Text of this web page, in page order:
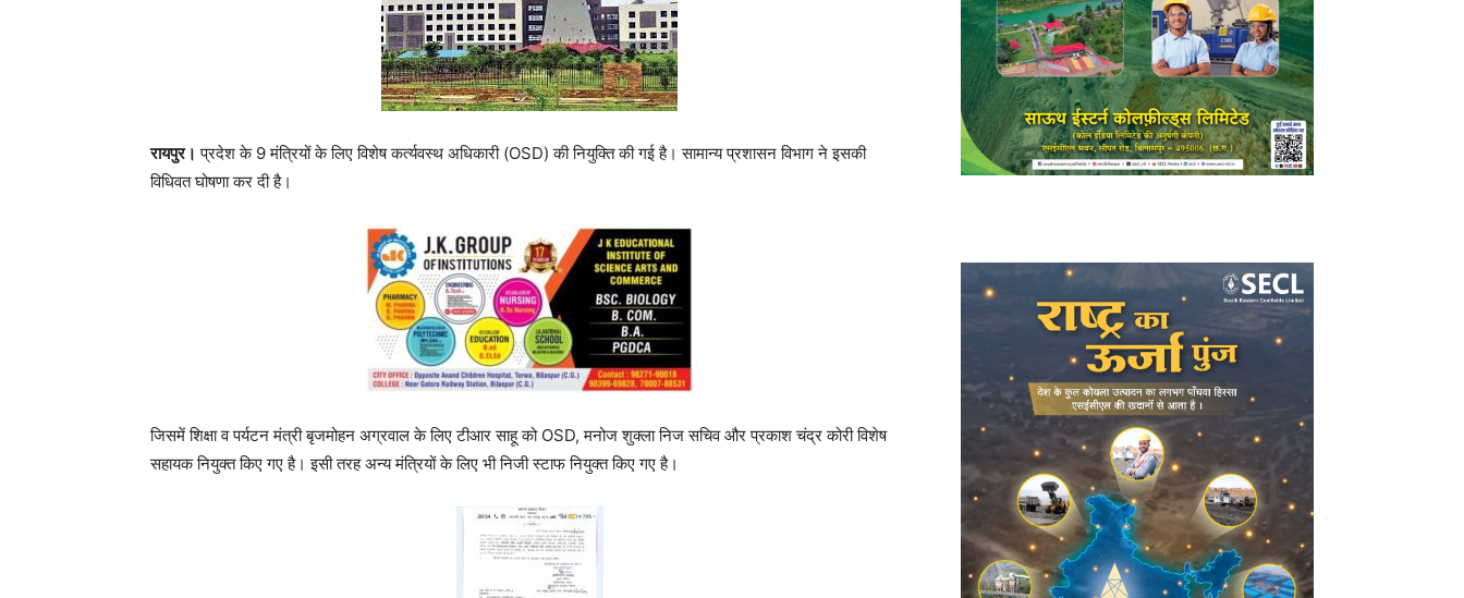
रायपुर। प्रदेश के 9 मंत्रियों के लिए विशेष कर्त्यवस्थ अधिकारी (OSD) की नियुक्ति की गई है। सामान्य प्रशासन विभाग ने इसकी
विधिवत घोषणा कर दी है।
जिसमें शिक्षा व पर्यटन मंत्री बृजमोहन अग्रवाल के लिए टीआर साहू को OSD, मनोज शुक्ला निज सचिव और प्रकाश चंद्र कोरी विशेष
सहायक नियुक्त किए गए है। इसी तरह अन्य मंत्रियों के लिए भी निजी स्टाफ नियुक्त किए गए है।